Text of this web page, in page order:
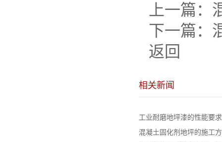
上一篇：
下一篇：
返回
相关新闻
工业耐磨地坪漆的性能要求
混凝土固化剂地坪的施工